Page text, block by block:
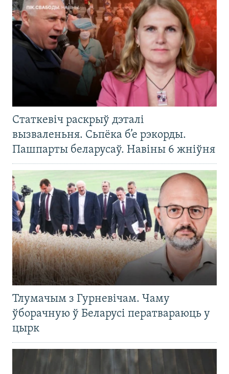
Статкевіч раскрыў дэталі
вызваленьня. Сьпёка б’е рэкорды.
Пашпарты беларусаў. Навіны 6 жніўня
Тлумачым з Гурневічам. Чаму
ўборачную ў Беларусі ператвараюць у
цырк